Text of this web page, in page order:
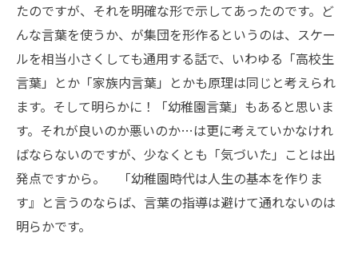
たのですが、それを明確な形で示してあったのです。ど
んな言葉を使うか、が集団を形作るというのは、スケー
ルを相当小さくしても通用する話で、いわゆる「高校生
言葉」とか「家族内言葉」とかも原理は同じと考えられ
ます。そして明らかに！「幼稚園言葉」もあると思いま
す。それが良いのか悪いのか…は更に考えていかなけれ
ばならないのですが、少なくとも「気づいた」ことは出
発点ですから。 「幼稚園時代は人生の基本を作りま
す』と言うのならば、言葉の指導は避けて通れないのは
明らかです。